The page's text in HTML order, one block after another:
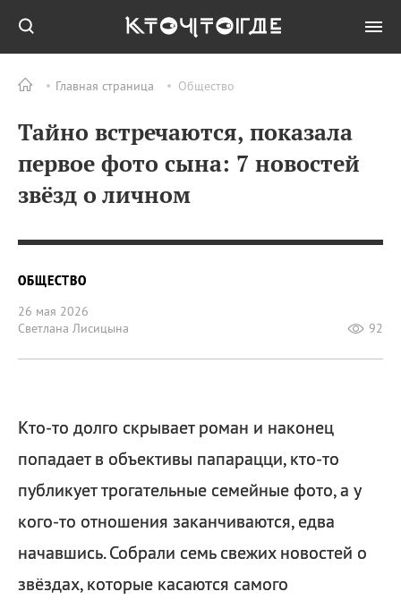
Главная страница Общество
Тайно встречаются, показала
первое фото сына: 7 новостей
звёзд о личном
ОБЩЕСТВО
26 мая 2026
Светлана Лисицына
92
Кто-то долго скрывает роман и наконец
попадает в объективы папарацци, кто-то
публикует трогательные семейные фото, а у
кого-то отношения заканчиваются, едва
начавшись. Собрали семь свежих новостей о
звёздах, которые касаются самого